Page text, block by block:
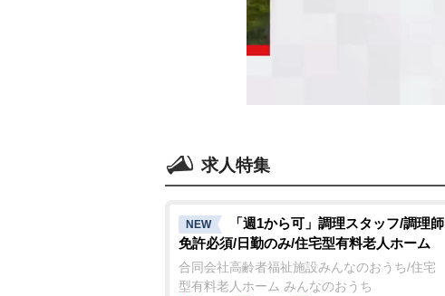
求人特集
NEW
「週1から可」調理スタッフ/調理師
免許必須/日勤のみ/住宅型有料老人ホーム
合同会社高齢者福祉施設みんなのおうち/住宅
型有料老人ホーム みんなのおうち